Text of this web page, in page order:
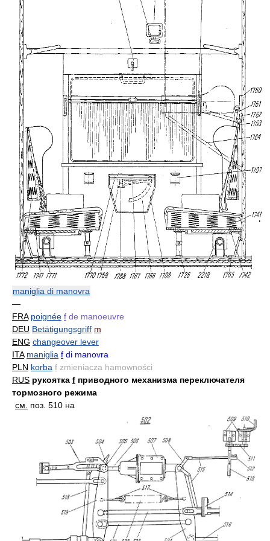
maniglia di manovra
—
FRA poignée f de manoeuvre
DEU Betätigungsgriff m
ENG changeover lever
ITA maniglia f di manovra
PLN korba f zmieniacza hamowności
RUS рукоятка f приводного механизма переключателя
тормозного режима
см.
поз. 510 на